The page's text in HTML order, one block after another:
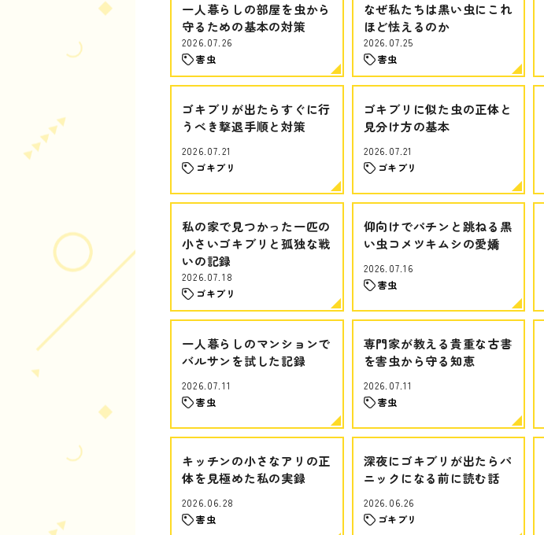
一人暮らしの部屋を虫から
守るための基本の対策
2026.07.26
害虫
なぜ私たちは黒い虫にこれ
ほど怯えるのか
2026.07.25
害虫
ゴキブリが出たらすぐに行
うべき撃退手順と対策
2026.07.21
ゴキブリ
ゴキブリに似た虫の正体と
見分け方の基本
2026.07.21
ゴキブリ
私の家で見つかった一匹の
小さいゴキブリと孤独な戦
いの記録
2026.07.18
ゴキブリ
仰向けでパチンと跳ねる黒
い虫コメツキムシの愛嬌
2026.07.16
害虫
一人暮らしのマンションで
バルサンを試した記録
2026.07.11
害虫
専門家が教える貴重な古書
を害虫から守る知恵
2026.07.11
害虫
キッチンの小さなアリの正
体を見極めた私の実録
2026.06.28
害虫
深夜にゴキブリが出たらパ
ニックになる前に読む話
2026.06.26
ゴキブリ